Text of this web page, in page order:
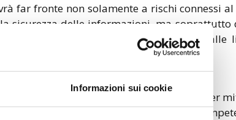
Informazioni sui cookie
far fronte non solamente a rischi connessi
sicurezza delle informazioni, ma soprattutto
da evidenti inadempienze legate alle
informatici e implementare misure per
informatico significativo alle autorità